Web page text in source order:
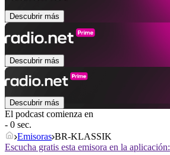
Descubrir más
Descubrir más
Descubrir más
El podcast comienza en
- 0 sec.
Emisoras BR-KLASSIK
Escucha gratis esta emisora en la aplicación: